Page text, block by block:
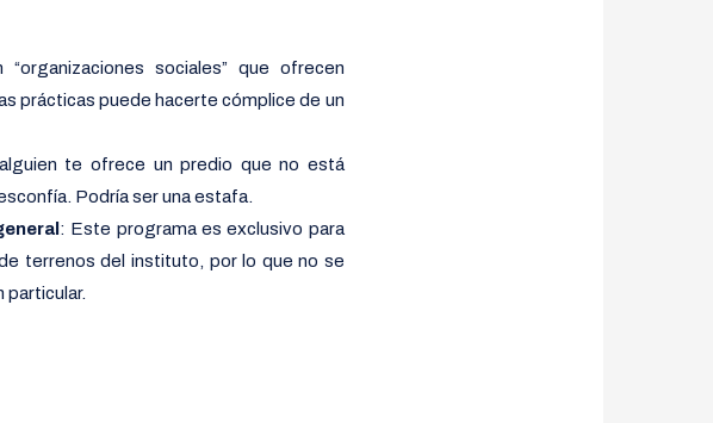
“organizaciones sociales” que ofrecen
prácticas puede hacerte cómplice de un
te ofrece un predio que no está
Podría ser una estafa.
: Este programa es exclusivo para
terrenos del instituto, por lo que no se
particular.